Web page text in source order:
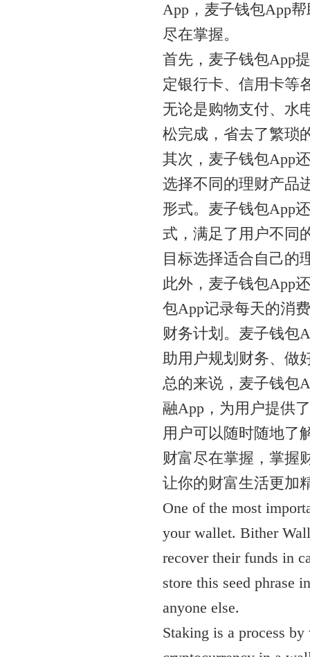
App，麦子钱包App
尽在掌握。
首先，麦子钱包App
定银行卡、信用卡等
无论是购物支付、水
松完成，省去了繁琐
其次，麦子钱包App
选择不同的理财产品
形式。麦子钱包App
式，满足了用户不同
目标选择适合自己的
此外，麦子钱包App
包App记录每天的消
财务计划。麦子钱包
助用户规划财务、做
总的来说，麦子钱包
融App，为用户提供
用户可以随时随地了
财富尽在掌握，掌握
让你的财富生活更加
One of the most
your wallet. Bither
recover their funds in
store this seed phrase
anyone else.
Staking is a process